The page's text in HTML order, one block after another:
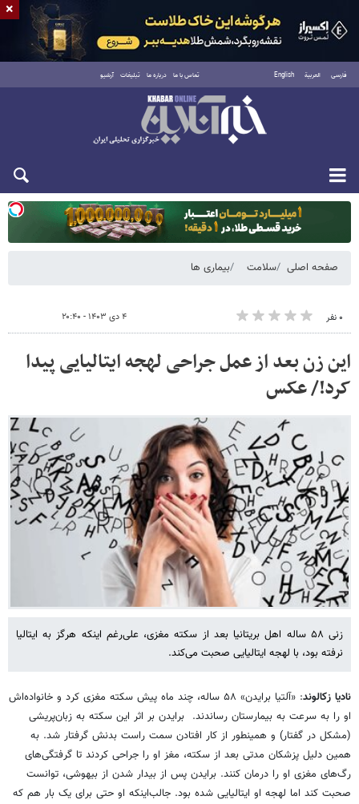
فارسی العربية English تماس با ما درباره ما تبلیغات آرشیو
یکشنبه ۱۸ مرداد ۱۴۰۵
صفحه اصلی سلامت بیماری ها
۰ نفر ۴ دی ۱۴۰۳ - ۲۰:۴۰
این زن بعد از عمل جراحی لهجه ایتالیایی پیدا
کرد!/ عکس
زنی ۵۸ ساله اهل بریتانیا بعد از سکته مغزی، علی‌رغم اینکه هرگز به ایتالیا
نرفته بود، با لهجه ایتالیایی صحبت می‌کند.
نادیا زکالوند
: «آلتیا برایدن» ۵۸ ساله، چند ماه پیش سکته مغزی کرد و خانواده‌اش
او را به سرعت به بیمارستان رساندند. برایدن بر اثر این سکته به زبان‌پریشی
(مشکل در گفتار) و همینطور از کار افتادن سمت راست بدنش گرفتار شد. به
همین دلیل پزشکان مدتی بعد از سکته، مغز او را جراحی کردند تا گرفتگی‌های
رگ‌های مغزی او را درمان کنند. برایدن پس از بیدار شدن از بیهوشی، توانست
صحبت کند اما لهجه او ایتالیایی شده بود. جالب‌اینکه او حتی برای یک بار هم که
×